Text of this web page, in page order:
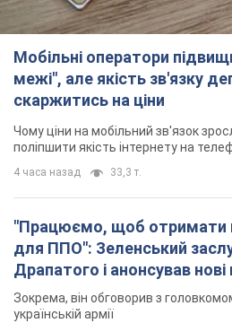
Мобільні оператори
межі", але якість зв'язку
скаржитись на ціни
Чому ціни на мобільний зв'язок
поліпшити якість інтернету на
4 часа назад 33,3 т.
"Працюємо, щоб отримати
для ППО": Зеленський
Драпатого і анонсував нові
Зокрема, він обговорив з
українській армії